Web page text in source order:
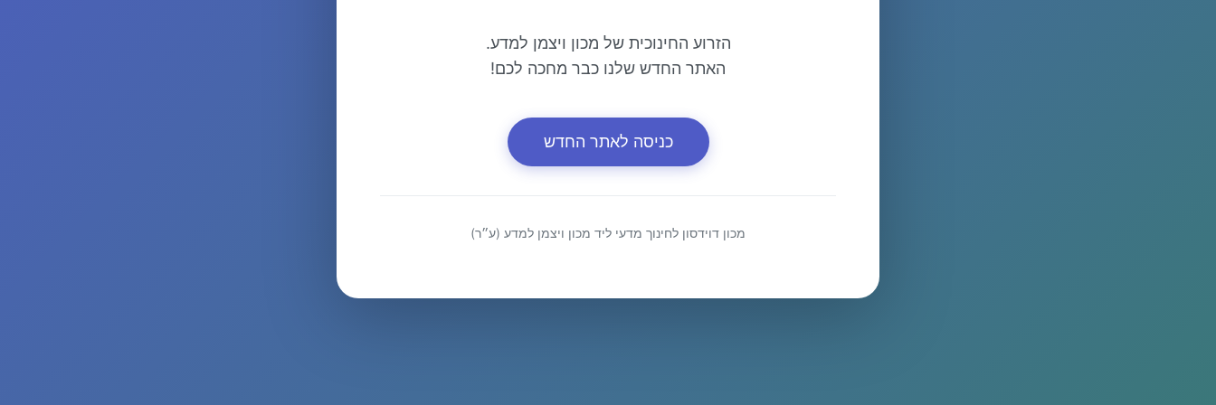
הזרוע החינוכית של מכון ויצמן למדע.
האתר החדש שלנו כבר מחכה לכם!
כניסה לאתר החדש
מכון דוידסון לחינוך מדעי ליד מכון ויצמן למדע (ע״ר)